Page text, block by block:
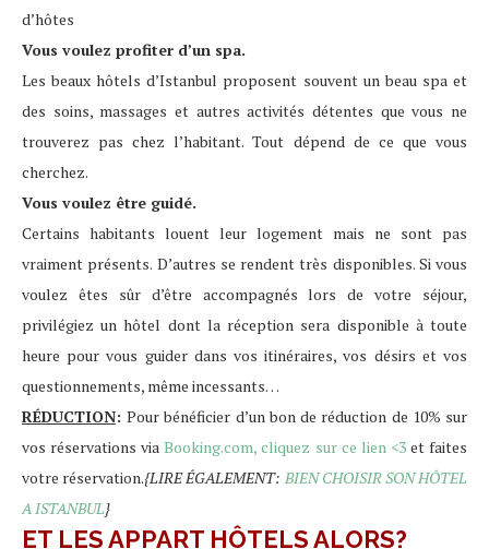
d’hôtes
Vous voulez profiter d’un spa.
Les beaux hôtels d’Istanbul proposent souvent un beau spa et
des soins, massages et autres activités détentes que vous ne
trouverez pas chez l’habitant. Tout dépend de ce que vous
cherchez.
Vous voulez être guidé.
Certains habitants louent leur logement mais ne sont pas
vraiment présents. D’autres se rendent très disponibles. Si vous
voulez êtes sûr d’être accompagnés lors de votre séjour,
privilégiez un hôtel dont la réception sera disponible à toute
heure pour vous guider dans vos itinéraires, vos désirs et vos
questionnements, même incessants…
RÉDUCTION:Pour bénéficier d’un bon de réduction de 10% sur
vos réservations viaBooking.com, cliquez sur ce lien <3et faites
votre réservation.{LIRE ÉGALEMENT: BIEN CHOISIR SON HÔTEL
A ISTANBUL}
ET LES APPART HÔTELS ALORS?